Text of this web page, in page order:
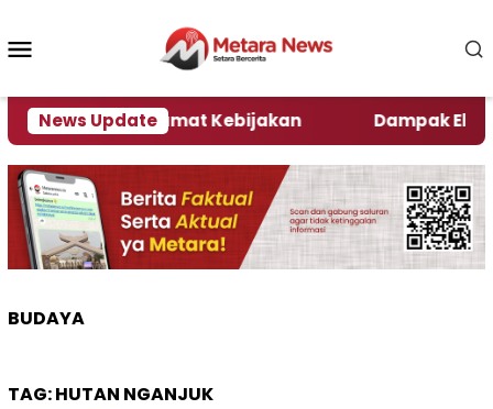
konten
News Update
Kata Pengamat Kebijakan Dampak El Nino,
BUDAYA
TAG:HUTAN NGANJUK